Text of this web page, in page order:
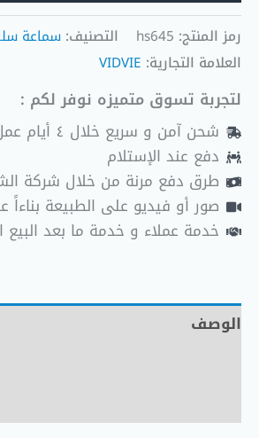
رمز المنتج: hs645 التصنيف: سماعة
العلامة التجارية: VIDVIE
لتجربة تسوق متميزه نوفر لكم :
شحن آمن و سريع خلال ٤ أيام عمل
دفع عند الإستلام
طرق دفع مرنة من خلال شركة
صور أو فيديو على الطبيعة بناءاً
خدمة عملاء و خدمة ما بعد
الوصف